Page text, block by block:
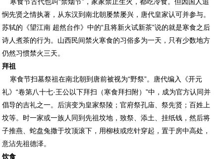
悯先贤之情执著，从东汉到南北朝屡禁屡兴，唐代皇家认可并参与。
苏轼的《望江南 超然台作》中的“且将新火试新茶”说的就是寒食之后
诗人煮茶的行为。山西民间禁火寒食的习俗多为一天，只有少数地方
仍然习惯禁火三天。
拜祖
寒食节扫墓祭祖在南北朝到唐前被视为“野祭”。唐代编入《开元
礼》“卷第八十七·王公以下拜扫（寒食拜扫附）”中，成为官方认同并
倡导的吉礼之一。后演变为皇家祭陵；官府祭孔庙、祭先贤；百姓上
坟等。时一家或一族人同到先祖坟地，致祭、添土、挂纸钱，然后将
子推燕、蛇盘兔撒于坟顶滚下，用柳枝或疙针穿起，置于房中高处，
意沾先祖德泽。
饮食